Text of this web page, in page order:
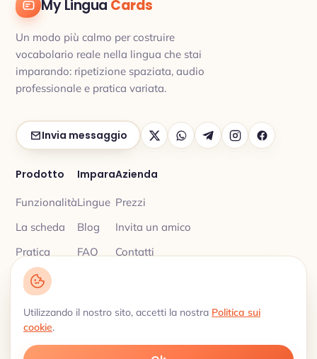
My Lingua Cards
Un modo più calmo per costruire
vocabolario reale nella lingua che stai
imparando: ripetizione spaziata, audio
professionale e pratica variata.
Invia messaggio
Prodotto
Funzionalità
La scheda
Pratica
Impara
Lingue
Blog
FAQ
Azienda
Prezzi
Invita un amico
Contatti
© 2026 My Lingua Cards ·
Utilizzando il nostro sito, accetti la nostra Politica sui
cookie.